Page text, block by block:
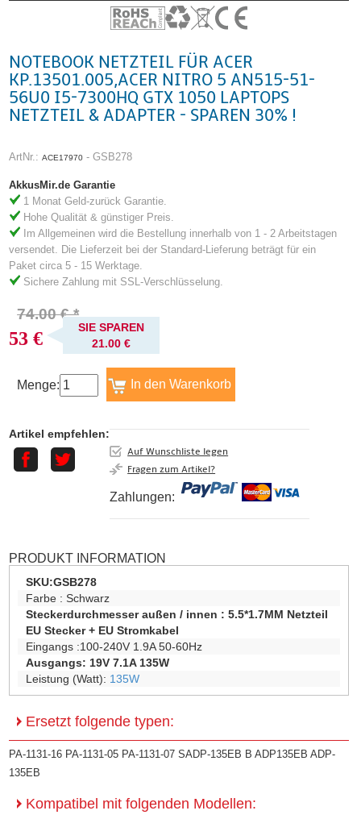
NOTEBOOK NETZTEIL FÜR ACER
KP.13501.005,ACER NITRO 5 AN515-51-
56U0 I5-7300HQ GTX 1050 LAPTOPS
NETZTEIL & ADAPTER - SPAREN 30% !
ArtNr.:ACE17970 - GSB278
AkkusMir.de Garantie
1 Monat Geld-zurück Garantie.
Hohe Qualität & günstiger Preis.
Im Allgemeinen wird die Bestellung innerhalb von 1 - 2 Arbeitstagen
versendet. Die Lieferzeit bei der Standard-Lieferung beträgt für ein
Paket circa 5 - 15 Werktage.
Sichere Zahlung mit SSL-Verschlüsselung.
74.00 € *
53 €
SIE SPAREN
21.00 €
Menge:
Artikel empfehlen:
Auf Wunschliste legen
Fragen zum Artikel?
Zahlungen:
PRODUKT INFORMATION
SKU:GSB278
Farbe :Schwarz
Steckerdurchmesser außen / innen :5.5*1.7MM Netzteil
EU Stecker + EU Stromkabel
Eingangs :100-240V 1.9A 50-60Hz
Ausgangs: 19V 7.1A 135W
Leistung (Watt): 135W
Ersetzt folgende typen:
PA-1131-16 PA-1131-05 PA-1131-07 SADP-135EB B ADP135EB ADP-
135EB
Kompatibel mit folgenden Modellen: